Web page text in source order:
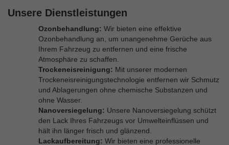
Unsere Dienstleistungen
Ozonbehandlung: Wir bieten eine effektive
Ozonbehandlung an, um unangenehme Gerüche aus
Ihrem Fahrzeug zu entfernen und eine frische
Atmosphäre zu schaffen.
Trockeneisreinigung: Mit unserer modernen
Trockeneisreinigungstechnologie entfernen wir Schmutz
und Ablagerungen ohne chemische Substanzen und
ohne Wasser.
Nanoversiegelung: Unsere Nanoversiegelung schützt
den Lack Ihres Fahrzeugs vor Umwelteinflüssen und
hält ihn länger frisch und glänzend.
Lackaufbereitung: Wir bieten eine professionelle